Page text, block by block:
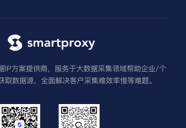
IP方案提供商，服务于大数据采集领域帮助企业/个
取数据源，全面解决客户采集难效率慢等难题。